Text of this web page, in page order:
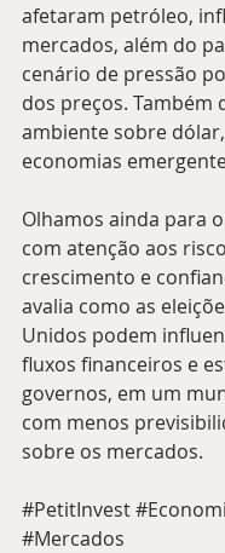
afetaram petróleo,
mercados, além do
cenário de pressão
dos preços. Também
ambiente sobre
economias
Olhamos ainda para
com atenção aos
crescimento e
avalia como as
Unidos podem
fluxos financeiros e
governos, em um
com menos
sobre os mercados.
#PetitInvest
#Mercados